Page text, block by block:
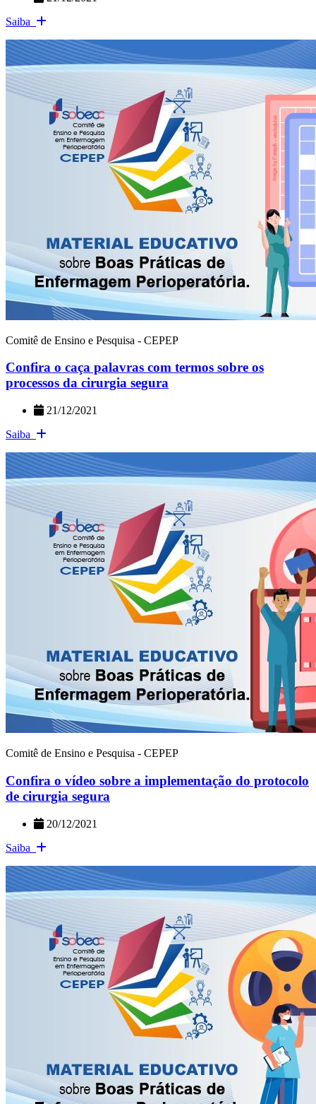
Saiba
Comitê de Ensino e Pesquisa - CEPEP
Confira o caça palavras com termos sobre os
processos da cirurgia segura
21/12/2021
Saiba
Comitê de Ensino e Pesquisa - CEPEP
Confira o vídeo sobre a implementação do protocolo
de cirurgia segura
20/12/2021
Saiba